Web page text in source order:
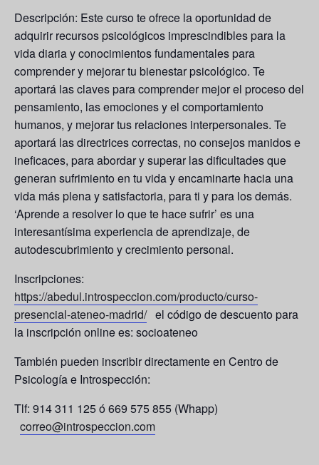
Descripción: Este curso te ofrece la oportunidad de
adquirir recursos psicológicos imprescindibles para la
vida diaria y conocimientos fundamentales para
comprender y mejorar tu bienestar psicológico. Te
aportará las claves para comprender mejor el proceso del
pensamiento, las emociones y el comportamiento
humanos, y mejorar tus relaciones interpersonales. Te
aportará las directrices correctas, no consejos manidos e
ineficaces, para abordar y superar las dificultades que
generan sufrimiento en tu vida y encaminarte hacia una
vida más plena y satisfactoria, para ti y para los demás.
‘Aprende a resolver lo que te hace sufrir’ es una
interesantísima experiencia de aprendizaje, de
autodescubrimiento y crecimiento personal.
Inscripciones:
https://abedul.introspeccion.com/producto/curso-
presencial-ateneo-madrid/el código de descuento para
la inscripción online es: socioateneo
También pueden inscribir directamente en Centro de
Psicología e Introspección:
Tlf: 914 311 125 ó 669 575 855 (Whapp)
correo@introspeccion.com